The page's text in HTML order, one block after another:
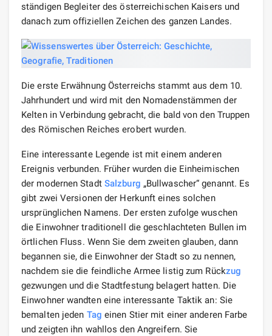
ständigen Begleiter des österreichischen Kaisers und
danach zum offiziellen Zeichen des ganzen Landes.
Die erste Erwähnung Österreichs stammt aus dem 10.
Jahrhundert und wird mit den Nomadenstämmen der
Kelten in Verbindung gebracht, die bald von den Truppen
des Römischen Reiches erobert wurden.
Eine interessante Legende ist mit einem anderen
Ereignis verbunden. Früher wurden die Einheimischen
der modernen Stadt Salzburg „Bullwascher“ genannt. Es
gibt zwei Versionen der Herkunft eines solchen
ursprünglichen Namens. Der ersten zufolge wuschen
die Einwohner traditionell die geschlachteten Bullen im
örtlichen Fluss. Wenn Sie dem zweiten glauben, dann
begannen sie, die Einwohner der Stadt so zu nennen,
nachdem sie die feindliche Armee listig zum Rückzug
gezwungen und die Stadtfestung belagert hatten. Die
Einwohner wandten eine interessante Taktik an: Sie
bemalten jeden Tag einen Stier mit einer anderen Farbe
und zeigten ihn wahllos den Angreifern. Sie